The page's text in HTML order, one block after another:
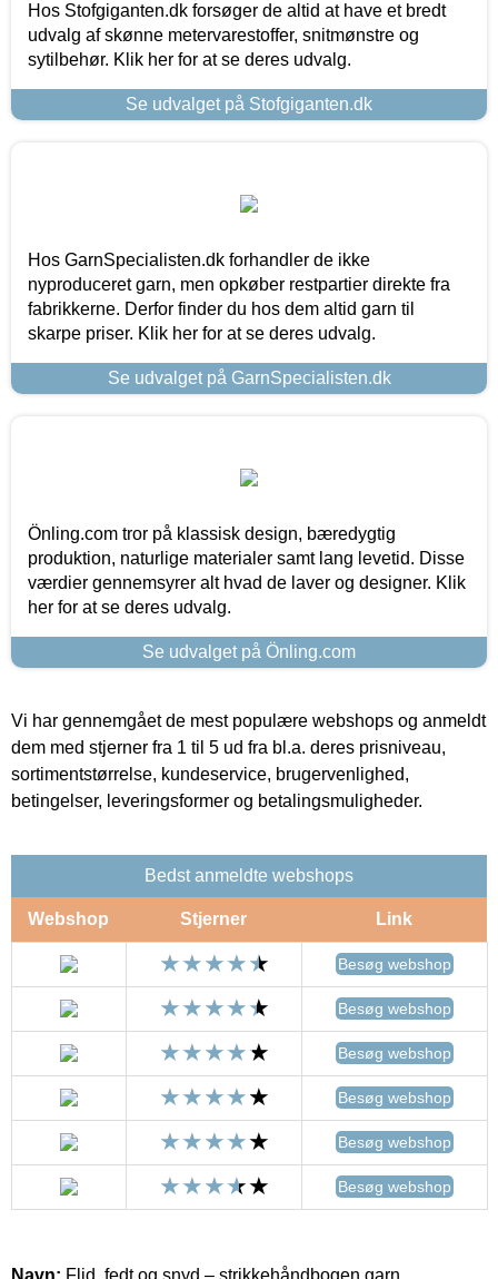
Hos Stofgiganten.dk forsøger de altid at have et bredt
udvalg af skønne metervarestoffer, snitmønstre og
sytilbehør. Klik her for at se deres udvalg.
Se udvalget på Stofgiganten.dk
Hos GarnSpecialisten.dk forhandler de ikke
nyproduceret garn, men opkøber restpartier direkte fra
fabrikkerne. Derfor finder du hos dem altid garn til
skarpe priser. Klik her for at se deres udvalg.
Se udvalget på GarnSpecialisten.dk
Önling.com tror på klassisk design, bæredygtig
produktion, naturlige materialer samt lang levetid. Disse
værdier gennemsyrer alt hvad de laver og designer. Klik
her for at se deres udvalg.
Se udvalget på Önling.com
Vi har gennemgået de mest populære webshops og anmeldt
dem med stjerner fra 1 til 5 ud fra bl.a. deres prisniveau,
sortimentstørrelse, kundeservice, brugervenlighed,
betingelser, leveringsformer og betalingsmuligheder.
Bedst anmeldte webshops
Webshop Stjerner Link
Besøg webshop
Besøg webshop
Besøg webshop
Besøg webshop
Besøg webshop
Besøg webshop
Navn: Flid, fedt og snyd – strikkehåndbogen garn